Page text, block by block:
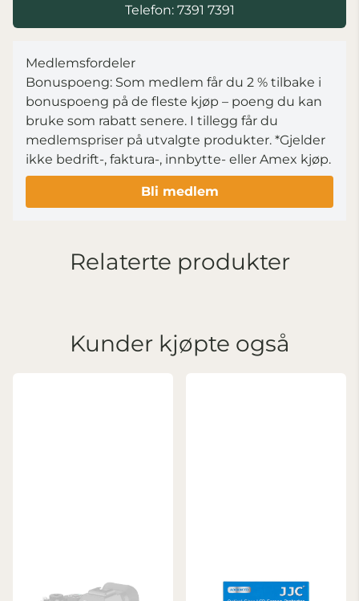
Telefon: 7391 7391
Medlemsfordeler
Bonuspoeng: Som medlem får du 2 % tilbake i
bonuspoeng på de fleste kjøp – poeng du kan
bruke som rabatt senere. I tillegg får du
medlemspriser på utvalgte produkter. *Gjelder
ikke bedrift-, faktura-, innbytte- eller Amex kjøp.
Bli medlem
Relaterte produkter
Kunder kjøpte også